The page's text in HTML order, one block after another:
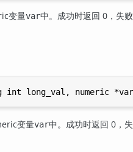
变量var中。成功时返回 0，失
变量var中。成功时返回 0，